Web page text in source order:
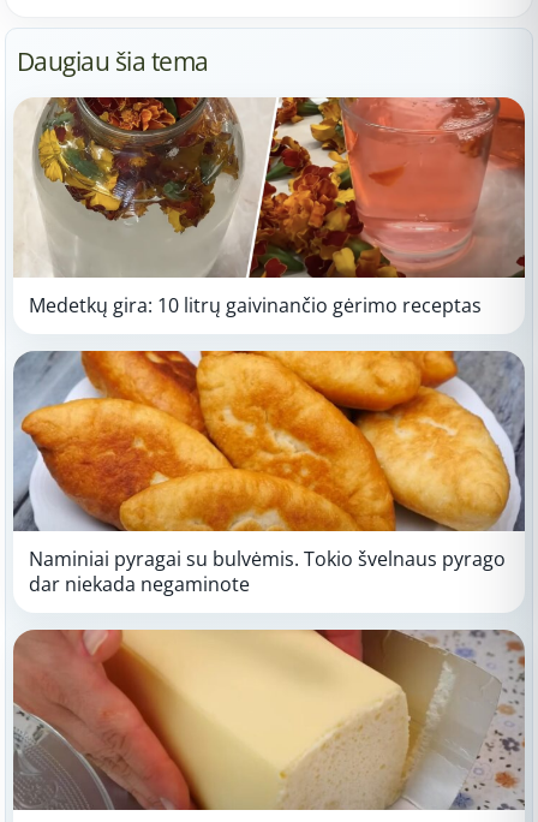
Daugiau šia tema
Medetkų gira: 10 litrų gaivinančio gėrimo receptas
Naminiai pyragai su bulvėmis. Tokio švelnaus pyrago
dar niekada negaminote